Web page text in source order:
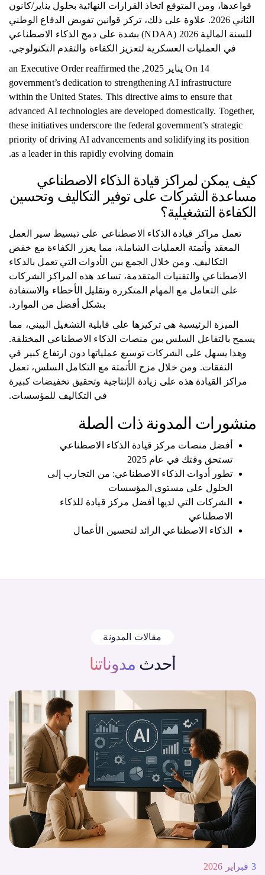
قواعدها، ومن المتوقع اتخاذ القرارات النهائية بحلول يناير/كانون
الثاني 2026. علاوة على ذلك، تركز قوانين تفويض الدفاع الوطني
للسنة المالية 2026 (NDAA) بشدة على دمج الذكاء الاصطناعي
في العمليات العسكرية لتعزيز الكفاءة والتقدم التكنولوجي.
On 14 يناير 2025, an Executive Order reaffirmed the
government’s dedication to strengthening AI infrastructure
within the United States. This directive aims to ensure that
advanced AI technologies are developed domestically. Together,
these initiatives underscore the federal government’s strategic
priority of driving AI advancements and solidifying its position
as a leader in this rapidly evolving domain.
كيف يمكن لمراكز قيادة الذكاء الاصطناعي
مساعدة الشركات على توفير التكاليف وتحسين
الكفاءة التشغيلية؟
تعمل مراكز قيادة الذكاء الاصطناعي على تبسيط سير العمل
المعقد وأتمتة العمليات الشاملة، مما يعزز الكفاءة مع خفض
التكاليف. ومن خلال الجمع بين الأدوات التي تعمل بالذكاء
الاصطناعي والتقنيات المتقدمة، تساعد هذه المراكز الشركات
على التعامل مع المهام المتكررة وتقليل الأخطاء والاستفادة
بشكل أفضل من الموارد.
الميزة الرئيسية هي تركيزها على قابلية التشغيل البيني، مما
يسمح بالتفاعل السلس بين منصات الذكاء الاصطناعي المختلفة.
وهذا يسهل على الشركات توسيع عملياتها دون ارتفاع كبير في
النفقات. ومن خلال مزج الأتمتة مع التكامل السلس، تعمل
مراكز القيادة هذه على زيادة الإنتاجية وتحقيق تخفيضات كبيرة
في التكاليف للمؤسسات.
منشورات المدونة ذات الصلة
أفضل منصات مركز قيادة الذكاء الاصطناعي
تستحق وقتك في عام 2025
تطور أدوات الذكاء الاصطناعي: من التجارب إلى
الحلول على مستوى المؤسسات
الشركات التي لديها أفضل مركز قيادة للذكاء
الاصطناعي
الذكاء الاصطناعي الرائد لتحسين الأعمال
مقالات المدونة
أحدث مدوناتنا
3 فبراير 2026